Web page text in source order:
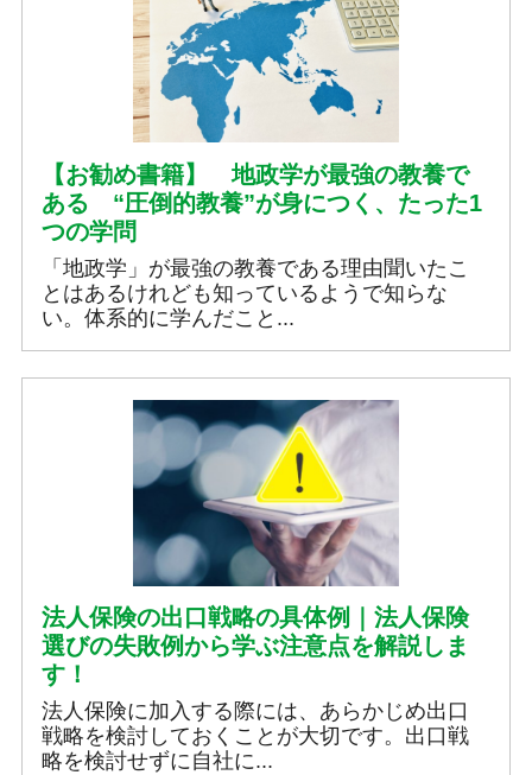
【お勧め書籍】 地政学が最強の教養で
ある “圧倒的教養”が身につく、たった1
つの学問
「地政学」が最強の教養である理由聞いたこ
とはあるけれども知っているようで知らな
い。体系的に学んだこと...
法人保険の出口戦略の具体例｜法人保険
選びの失敗例から学ぶ注意点を解説しま
す！
法人保険に加入する際には、あらかじめ出口
戦略を検討しておくことが大切です。出口戦
略を検討せずに自社に...